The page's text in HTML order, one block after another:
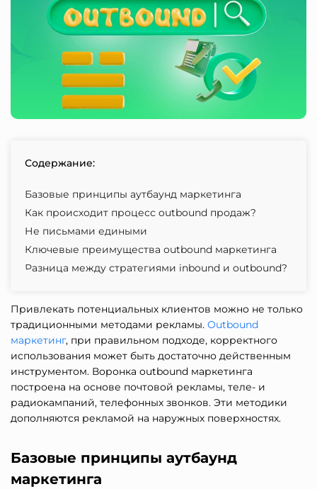
Содержание:
Базовые принципы аутбаунд маркетинга
Как происходит процесс outbound продаж?
Не письмами едиными
Ключевые преимущества outbound маркетинга
Разница между стратегиями inbound и outbound?
Привлекать потенциальных клиентов можно не только
традиционными методами рекламы. Outbound
маркетинг, при правильном подходе, корректного
использования может быть достаточно действенным
инструментом. Воронка outbound маркетинга
построена на основе почтовой рекламы, теле- и
радиокампаний, телефонных звонков. Эти методики
дополняются рекламой на наружных поверхностях.
Базовые принципы аутбаунд
маркетинга